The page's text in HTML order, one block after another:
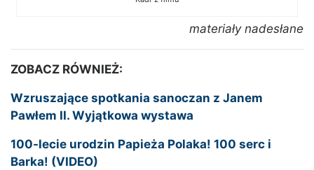
materiały nadesłane
ZOBACZ RÓWNIEŻ:
Wzruszające spotkania sanoczan z Janem
Pawłem II. Wyjątkowa wystawa
100-lecie urodzin Papieża Polaka! 100 serc i
Barka! (VIDEO)